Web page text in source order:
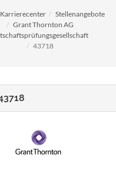
Karrierecenter
Stellenangebote
Grant Thornton AG
43718